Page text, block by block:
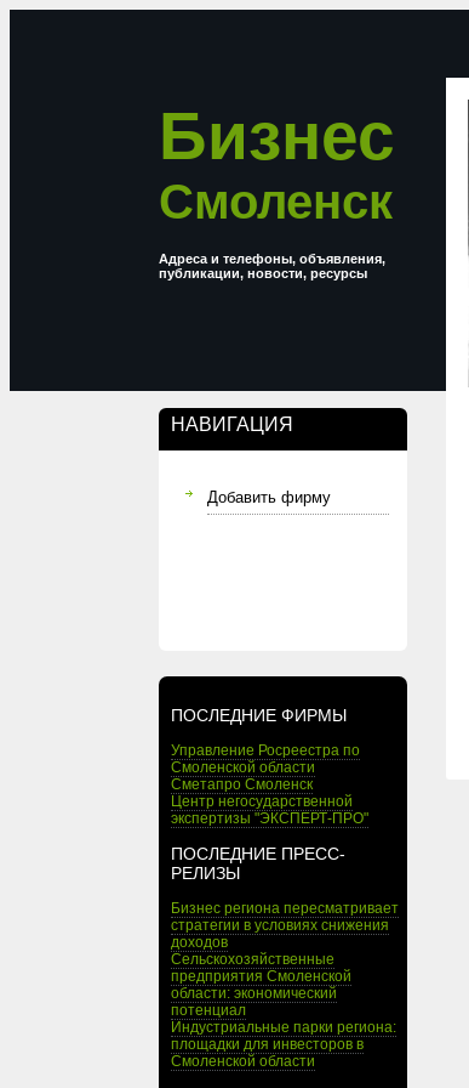
Бизнес
Смоленск
Адреса и телефоны, объявления,
публикации, новости, ресурсы
НАВИГАЦИЯ
Добавить фирму
ПОСЛЕДНИЕ ФИРМЫ
Управление Росреестра по
Смоленской области
Сметапро Смоленск
Центр негосударственной
экспертизы "ЭКСПЕРТ-ПРО"
ПОСЛЕДНИЕ ПРЕСС-
РЕЛИЗЫ
Бизнес региона пересматривает
стратегии в условиях снижения
доходов
Сельскохозяйственные
предприятия Смоленской
области: экономический
потенциал
Индустриальные парки региона:
площадки для инвесторов в
Смоленской области